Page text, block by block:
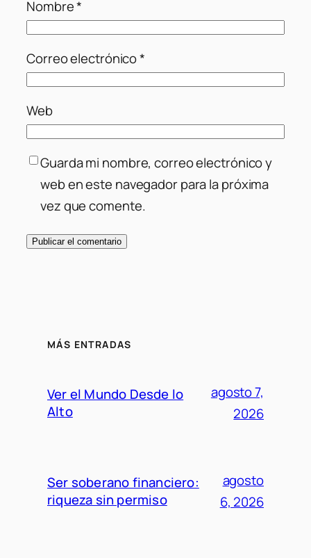
Nombre*
Correo electrónico*
Web
Guarda mi nombre, correo electrónico y
web en este navegador para la próxima
vez que comente.
MÁS ENTRADAS
Ver el Mundo Desde lo
Alto
agosto 7,
2026
Ser soberano financiero:
riqueza sin permiso
agosto
6, 2026